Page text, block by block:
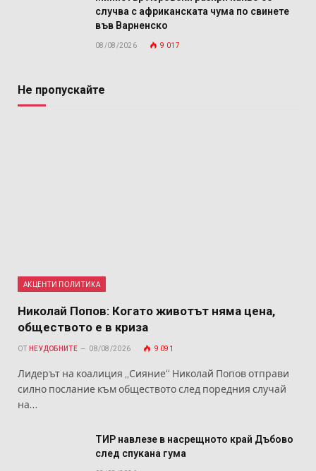
случва с африканската чума по свинете
във Варненско
08/08/2026 9 017
Не пропускайте
АКЦЕНТИ ПОЛИТИКА
Николай Попов: Когато животът няма цена,
обществото е в криза
ОТ НЕУДОБНИТЕ 08/08/2026 9 091
Лидерът на коалиция „Сияние“ Николай Попов отправи
силно послание към обществото след поредния случай
на…
ТИР навлезе в насрещното край Дъбово
след спукана гума